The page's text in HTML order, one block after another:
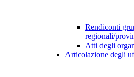
Rendiconti
regionali/
Atti degli
Articolazione degli